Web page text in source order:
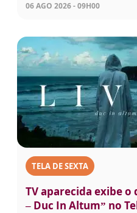
06 AGO 2026 - 09H00
TELA DE SEXTA
TV aparecida exibe
– Duc In Altum” no